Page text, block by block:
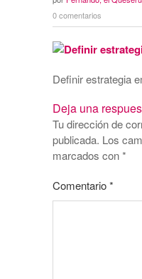
0 comentarios
Definir estrategia
Deja una
Tu dirección de
publicada. Los
marcados con*
Comentario*